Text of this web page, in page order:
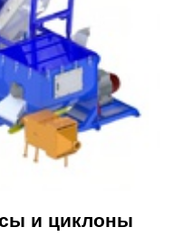
и циклоны